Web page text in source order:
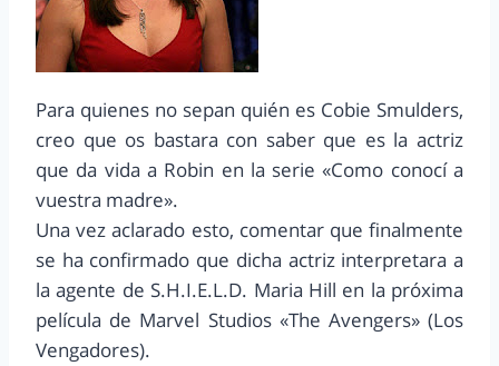
Para quienes no sepan quién es Cobie Smulders,
creo que os bastara con saber que es la actriz
que da vida a Robin en la serie «Como conocí a
vuestra madre».
Una vez aclarado esto, comentar que finalmente
se ha confirmado que dicha actriz interpretara a
la agente de S.H.I.E.L.D. Maria Hill en la próxima
película de Marvel Studios «The Avengers» (Los
Vengadores).